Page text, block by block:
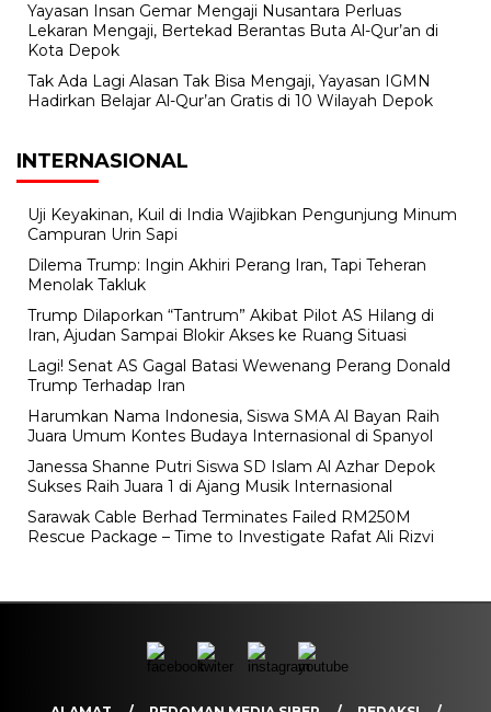
Yayasan Insan Gemar Mengaji Nusantara Perluas
Lekaran Mengaji, Bertekad Berantas Buta Al-Qur’an di
Kota Depok
Tak Ada Lagi Alasan Tak Bisa Mengaji, Yayasan IGMN
Hadirkan Belajar Al-Qur’an Gratis di 10 Wilayah Depok
INTERNASIONAL
Uji Keyakinan, Kuil di India Wajibkan Pengunjung Minum
Campuran Urin Sapi
Dilema Trump: Ingin Akhiri Perang Iran, Tapi Teheran
Menolak Takluk
Trump Dilaporkan “Tantrum” Akibat Pilot AS Hilang di
Iran, Ajudan Sampai Blokir Akses ke Ruang Situasi
Lagi! Senat AS Gagal Batasi Wewenang Perang Donald
Trump Terhadap Iran
Harumkan Nama Indonesia, Siswa SMA Al Bayan Raih
Juara Umum Kontes Budaya Internasional di Spanyol
Janessa Shanne Putri Siswa SD Islam Al Azhar Depok
Sukses Raih Juara 1 di Ajang Musik Internasional
Sarawak Cable Berhad Terminates Failed RM250M
Rescue Package – Time to Investigate Rafat Ali Rizvi